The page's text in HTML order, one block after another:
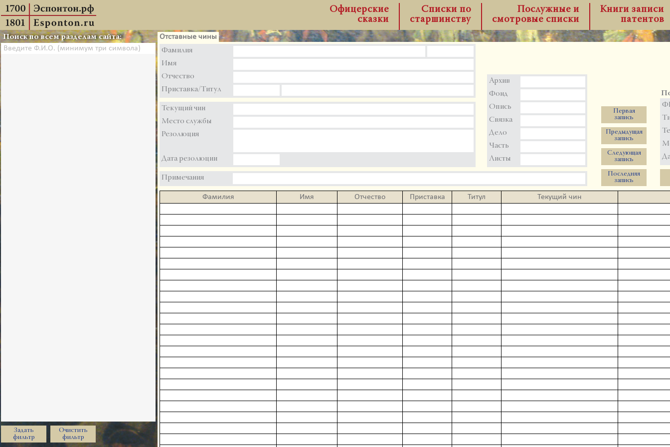
Офицерские
сказки
Списки по
старшинству
Послужные и
смотровые списки
Книги записи
патентов
Поиск по всем разделам сайта:
Задать
фильтр
Очистить
фильтр
Отставные чины
Фамилия
Имя
Отчество
Приставка/Титул
Текущий чин
Место службы
Резолюция
Дата резолюции
Примечания
Архив
Фонд
Опись
Связка
Дело
Часть
Листы
Первая
запись
Предыдущая
запись
Следующая
запись
Последняя
запись
Фамилия Имя Отчество Приставка Титул Текущий чин